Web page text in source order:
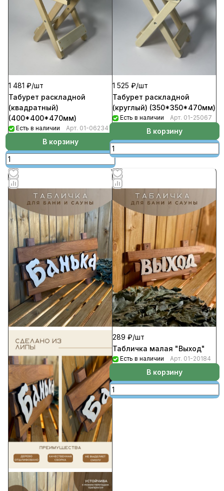
1 481 ₽/шт
Табурет раскладной
(квадратный)
(400*400*470мм)
Есть в наличии Арт. 01-06234
В корзину
1 525 ₽/шт
Табурет раскладной
(круглый) (350*350*470мм)
Есть в наличии Арт. 01-25067
В корзину
289 ₽/шт
Табличка малая "Выход"
Есть в наличии Арт. 01-20184
В корзину